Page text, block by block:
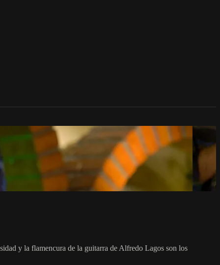
y la flamencura de la guitarra de Alfredo Lagos son los